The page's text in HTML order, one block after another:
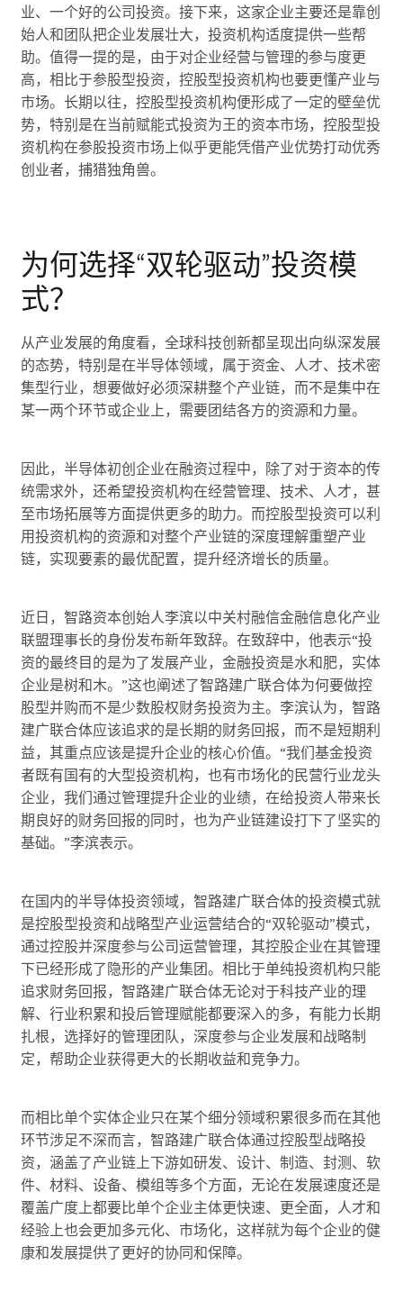
业、一个好的公司投资。接下来，这家企业主要还是靠创
始人和团队把企业发展壮大，投资机构适度提供一些帮
助。值得一提的是，由于对企业经营与管理的参与度更
高，相比于参股型投资，控股型投资机构也要更懂产业与
市场。长期以往，控股型投资机构便形成了一定的壁垒优
势，特别是在当前赋能式投资为王的资本市场，控股型投
资机构在参股投资市场上似乎更能凭借产业优势打动优秀
创业者，捕猎独角兽。
为何选择“双轮驱动”投资模
式？
从产业发展的角度看，全球科技创新都呈现出向纵深发展
的态势，特别是在半导体领域，属于资金、人才、技术密
集型行业，想要做好必须深耕整个产业链，而不是集中在
某一两个环节或企业上，需要团结各方的资源和力量。
因此，半导体初创企业在融资过程中，除了对于资本的传
统需求外，还希望投资机构在经营管理、技术、人才，甚
至市场拓展等方面提供更多的助力。而控股型投资可以利
用投资机构的资源和对整个产业链的深度理解重塑产业
链，实现要素的最优配置，提升经济增长的质量。
近日，智路资本创始人李滨以中关村融信金融信息化产业
联盟理事长的身份发布新年致辞。在致辞中，他表示“投
资的最终目的是为了发展产业，金融投资是水和肥，实体
企业是树和木。”这也阐述了智路建广联合体为何要做控
股型并购而不是少数股权财务投资为主。李滨认为，智路
建广联合体应该追求的是长期的财务回报，而不是短期利
益，其重点应该是提升企业的核心价值。“我们基金投资
者既有国有的大型投资机构，也有市场化的民营行业龙头
企业，我们通过管理提升企业的业绩，在给投资人带来长
期良好的财务回报的同时，也为产业链建设打下了坚实的
基础。”李滨表示。
在国内的半导体投资领域，智路建广联合体的投资模式就
是控股型投资和战略型产业运营结合的“双轮驱动”模式，
通过控股并深度参与公司运营管理，其控股企业在其管理
下已经形成了隐形的产业集团。相比于单纯投资机构只能
追求财务回报，智路建广联合体无论对于科技产业的理
解、行业积累和投后管理赋能都要深入的多，有能力长期
扎根，选择好的管理团队，深度参与企业发展和战略制
定，帮助企业获得更大的长期收益和竞争力。
而相比单个实体企业只在某个细分领域积累很多而在其他
环节涉足不深而言，智路建广联合体通过控股型战略投
资，涵盖了产业链上下游如研发、设计、制造、封测、软
件、材料、设备、模组等多个方面，无论在发展速度还是
覆盖广度上都要比单个企业主体更快速、更全面，人才和
经验上也会更加多元化、市场化，这样就为每个企业的健
康和发展提供了更好的协同和保障。